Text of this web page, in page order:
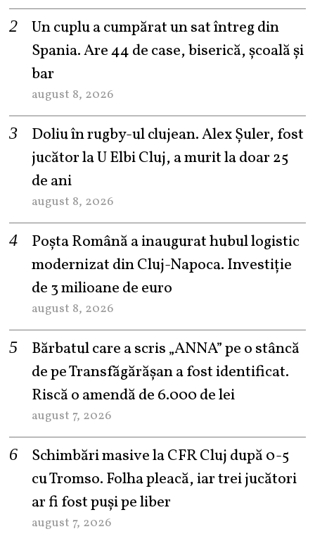
Un cuplu a cumpărat un sat întreg din
Spania. Are 44 de case, biserică, școală și
bar
august 8, 2026
Doliu în rugby-ul clujean. Alex Șuler, fost
jucător la U Elbi Cluj, a murit la doar 25
de ani
august 8, 2026
Poșta Română a inaugurat hubul logistic
modernizat din Cluj-Napoca. Investiție
de 3 milioane de euro
august 8, 2026
Bărbatul care a scris „ANNA” pe o stâncă
de pe Transfăgărășan a fost identificat.
Riscă o amendă de 6.000 de lei
august 7, 2026
Schimbări masive la CFR Cluj după 0-5
cu Tromso. Folha pleacă, iar trei jucători
ar fi fost puși pe liber
august 7, 2026